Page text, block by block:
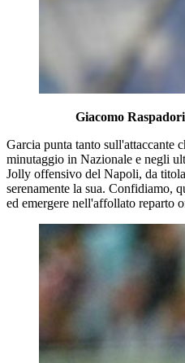
Giacomo
Garcia punta tanto sull'attaccante
minutaggio in Nazionale e negli
Jolly offensivo del Napoli, da
serenamente la sua. Confidiamo,
ed emergere nell'affollato reparto